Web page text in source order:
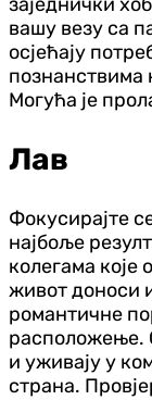
заједнички
вашу везу са
осјећају
познанствима
Могућа је
Лав
Фокусирајте
најбоље
колегама које
живот доноси
романтичне
расположење.
и уживају у
страна.